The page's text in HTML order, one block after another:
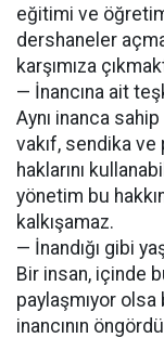
eğitimi ve
dershaneler
karşımıza
— İnancına ait
Aynı inanca
vakıf, sendika
haklarını
yönetim bu
kalkışamaz.
— İnandığı gibi
Bir insan, içinde
paylaşmıyor olsa
inancının